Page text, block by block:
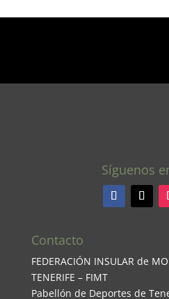
Síguenos
Contacto
FEDERACIÓN INSULAR de
TENERIFE – FIMT
Pabellón de Deportes de